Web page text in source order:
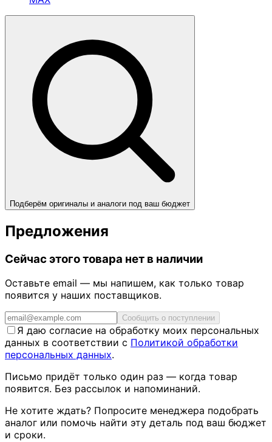
Подберём оригиналы и аналоги под ваш бюджет
Предложения
Сейчас этого товара нет в наличии
Оставьте email — мы напишем, как только товар
появится у наших поставщиков.
Сообщить о поступлении
Я даю согласие на обработку моих персональных
данных в соответствии с Политикой обработки
персональных данных.
Письмо придёт только один раз — когда товар
появится. Без рассылок и напоминаний.
Не хотите ждать? Попросите менеджера подобрать
аналог или помочь найти эту деталь под ваш бюджет
и сроки.